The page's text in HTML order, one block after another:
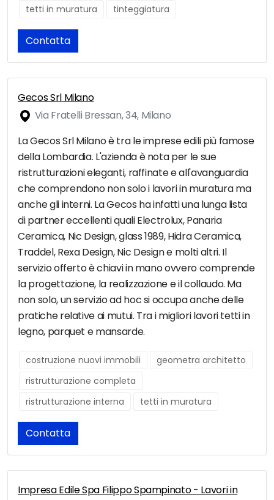
tetti in muratura tinteggiatura
Contatta
Gecos Srl Milano
Via Fratelli Bressan, 34, Milano
La Gecos Srl Milano è tra le imprese edili più famose
della Lombardia. L'azienda è nota per le sue
ristrutturazioni eleganti, raffinate e all'avanguardia
che comprendono non solo i lavori in muratura ma
anche gli interni. La Gecos ha infatti una lunga lista
di partner eccellenti quali Electrolux, Panaria
Ceramica, Nic Design, glass 1989, Hidra Ceramica,
Traddel, Rexa Design, Nic Design e molti altri. Il
servizio offerto è chiavi in mano ovvero comprende
la progettazione, la realizzazione e il collaudo. Ma
non solo, un servizio ad hoc si occupa anche delle
pratiche relative ai mutui. Tra i migliori lavori tetti in
legno, parquet e mansarde.
costruzione nuovi immobili
geometra architetto
ristrutturazione completa
ristrutturazione interna
tetti in muratura
Contatta
Impresa Edile Spa Filippo Spampinato - Lavori in